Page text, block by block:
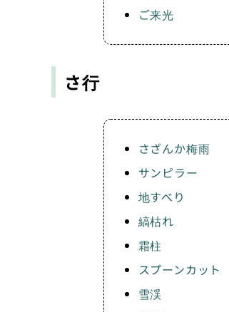
ご来光
さ行
さざんか梅雨
サンピラー
地すべり
縞枯れ
霜柱
スプーンカット
雪渓